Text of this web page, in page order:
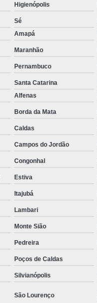
Higienópolis
Sé
Amapá
Maranhão
Pernambuco
Santa Catarina
Alfenas
Borda da Mata
Caldas
Campos do Jordão
Congonhal
Estiva
Itajubá
Lambari
Monte Sião
Pedreira
Poços de Caldas
Silvianópolis
São Lourenço